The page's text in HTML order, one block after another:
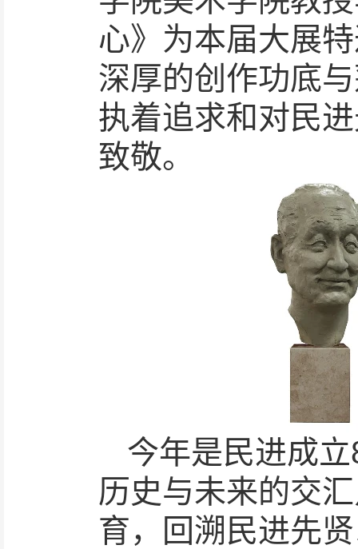
心》为本届大展
深厚的创作功底
执着追求和对民
致敬。
今年是民进成
历史与未来的交
育，回溯民进先